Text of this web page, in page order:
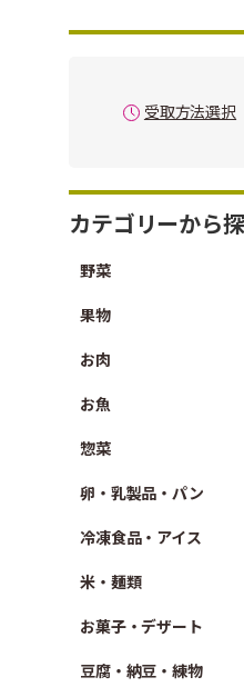
受取方法選択
カテゴリーから
野菜
果物
お肉
お魚
惣菜
卵・乳製品・パン
冷凍食品・アイス
米・麺類
お菓子・デザート
豆腐・納豆・練物